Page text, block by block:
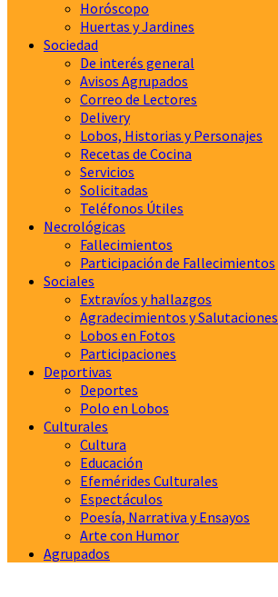
Horóscopo
Huertas y Jardines
Sociedad
De interés general
Avisos Agrupados
Correo de Lectores
Delivery
Lobos, Historias y Personajes
Recetas de Cocina
Servicios
Solicitadas
Teléfonos Útiles
Necrológicas
Fallecimientos
Participación de Fallecimientos
Sociales
Extravíos y hallazgos
Agradecimientos y Salutaciones
Lobos en Fotos
Participaciones
Deportivas
Deportes
Polo en Lobos
Culturales
Cultura
Educación
Efemérides Culturales
Espectáculos
Poesía, Narrativa y Ensayos
Arte con Humor
Agrupados